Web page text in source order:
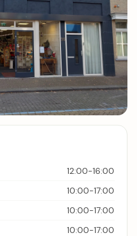
12:00-16:00
10:00-17:00
10:00-17:00
10:00-17:00